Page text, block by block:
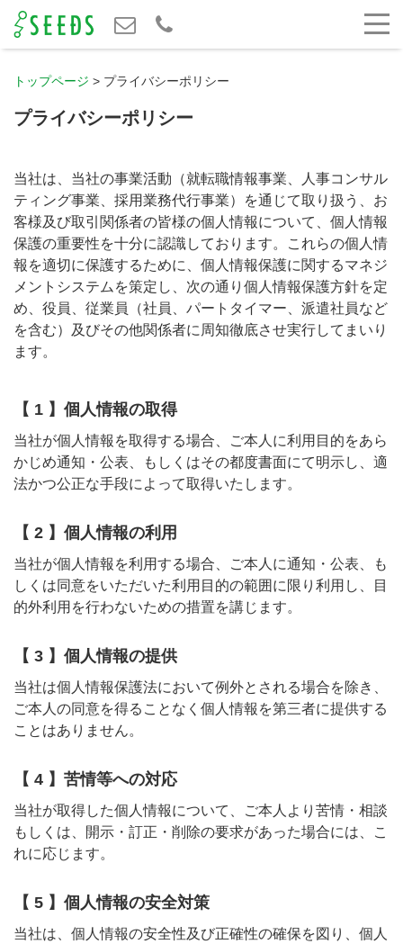
トップページ > プライバシーポリシー
プライバシーポリシー
当社は、当社の事業活動（就転職情報事業、人事コンサル
ティング事業、採用業務代行事業）を通じて取り扱う、お
客様及び取引関係者の皆様の個人情報について、個人情報
保護の重要性を十分に認識しております。これらの個人情
報を適切に保護するために、個人情報保護に関するマネジ
メントシステムを策定し、次の通り個人情報保護方針を定
め、役員、従業員（社員、パートタイマー、派遣社員など
を含む）及びその他関係者に周知徹底させ実行してまいり
ます。
【 1 】個人情報の取得
当社が個人情報を取得する場合、ご本人に利用目的をあら
かじめ通知・公表、もしくはその都度書面にて明示し、適
法かつ公正な手段によって取得いたします。
【 2 】個人情報の利用
当社が個人情報を利用する場合、ご本人に通知・公表、も
しくは同意をいただいた利用目的の範囲に限り利用し、目
的外利用を行わないための措置を講じます。
【 3 】個人情報の提供
当社は個人情報保護法において例外とされる場合を除き、
ご本人の同意を得ることなく個人情報を第三者に提供する
ことはありません。
【 4 】苦情等への対応
当社が取得した個人情報について、ご本人より苦情・相談
もしくは、開示・訂正・削除の要求があった場合には、こ
れに応じます。
【 5 】個人情報の安全対策
当社は、個人情報の安全性及び正確性の確保を図り、個人